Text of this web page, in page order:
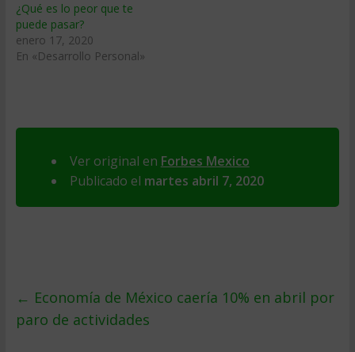
¿Qué es lo peor que te
puede pasar?
enero 17, 2020
En «Desarrollo Personal»
Ver original en Forbes Mexico
Publicado el martes abril 7, 2020
← Economía de México caería 10% en abril por
paro de actividades